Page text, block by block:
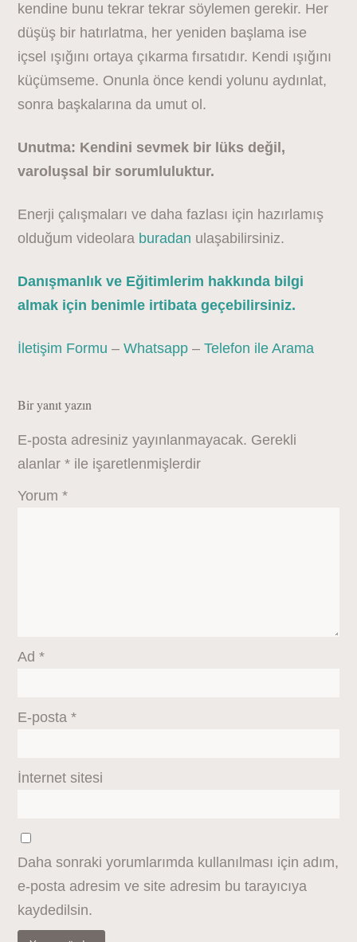
kendine bunu tekrar tekrar söylemen gerekir. Her
düşüş bir hatırlatma, her yeniden başlama ise
içsel ışığını ortaya çıkarma fırsatıdır. Kendi ışığını
küçümseme. Onunla önce kendi yolunu aydınlat,
sonra başkalarına da umut ol.
Unutma: Kendini sevmek bir lüks değil,
varoluşsal bir sorumluluktur.
Enerji çalışmaları ve daha fazlası için hazırlamış
olduğum videolara buradan ulaşabilirsiniz.
Danışmanlık ve Eğitimlerim hakkında bilgi
almak için benimle irtibata geçebilirsiniz.
İletişim Formu –Whatsapp –Telefon ile Arama
Bir yanıt yazın
E-posta adresiniz yayınlanmayacak. Gerekli
alanlar* ile işaretlenmişlerdir
Yorum*
Ad*
E-posta*
İnternet sitesi
Daha sonraki yorumlarımda kullanılması için adım,
e-posta adresim ve site adresim bu tarayıcıya
kaydedilsin.